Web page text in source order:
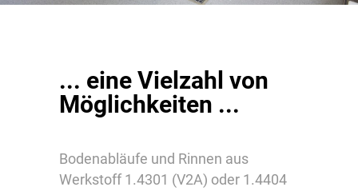
... eine Vielzahl von
Möglichkeiten ...
Bodenabläufe und Rinnen aus
Werkstoff 1.4301 (V2A) oder 1.4404